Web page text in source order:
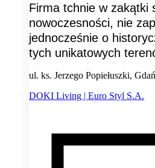
Firma tchnie w zakątki
nowoczesności, nie
jednocześnie o
tych unikatowych
ul. ks. Jerzego Popiełuszki,
DOKI Living | Euro Styl S.A.